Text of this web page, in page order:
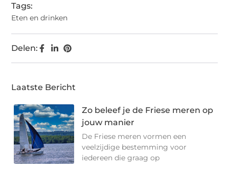
Tags:
Eten en drinken
Delen:
Laatste Bericht
Zo beleef je de Friese meren op
jouw manier
De Friese meren vormen een
veelzijdige bestemming voor
iedereen die graag op